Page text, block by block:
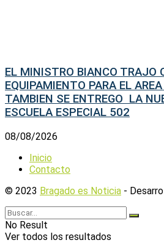
EL MINISTRO BIANCO TRAJO
EQUIPAMIENTO PARA EL
TAMBIEN SE ENTREGO LA
ESCUELA ESPECIAL 502
08/08/2026
Inicio
Contacto
© 2023 Bragado es Noticia -
No Result
Ver todos los resultados